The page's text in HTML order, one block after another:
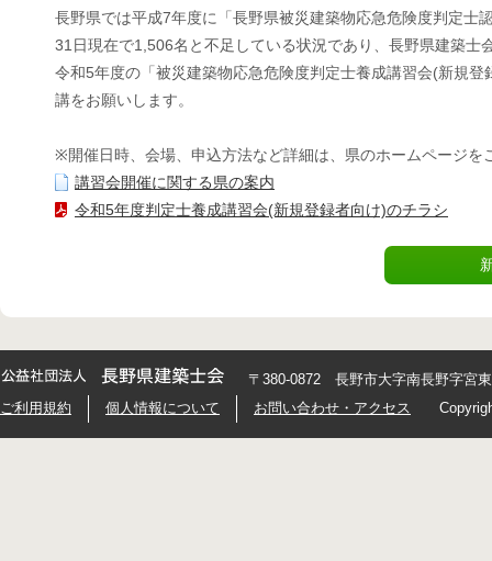
長野県では平成7年度に「長野県被災建築物応急危険度判定
31日現在で1,506名と不足している状況であり、長野県建築士
令和5年度の「被災建築物応急危険度判定士養成講習会(新規
講をお願いします。
※開催日時、会場、申込方法など詳細は、県のホームページ
講習会開催に関する県の案内
令和5年度判定士養成講習会(新規登録者向け)のチラシ
〒380-0872 長野市大字南長野字宮
ご利用規約
個人情報について お問い合わせ・アクセス